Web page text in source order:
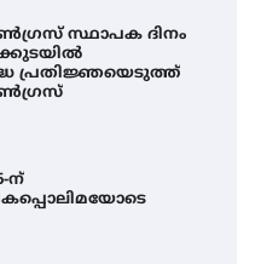
സ്ഥാപക ദിനം
പ്രതിജ്ഞയെടുത്ത്
ന്